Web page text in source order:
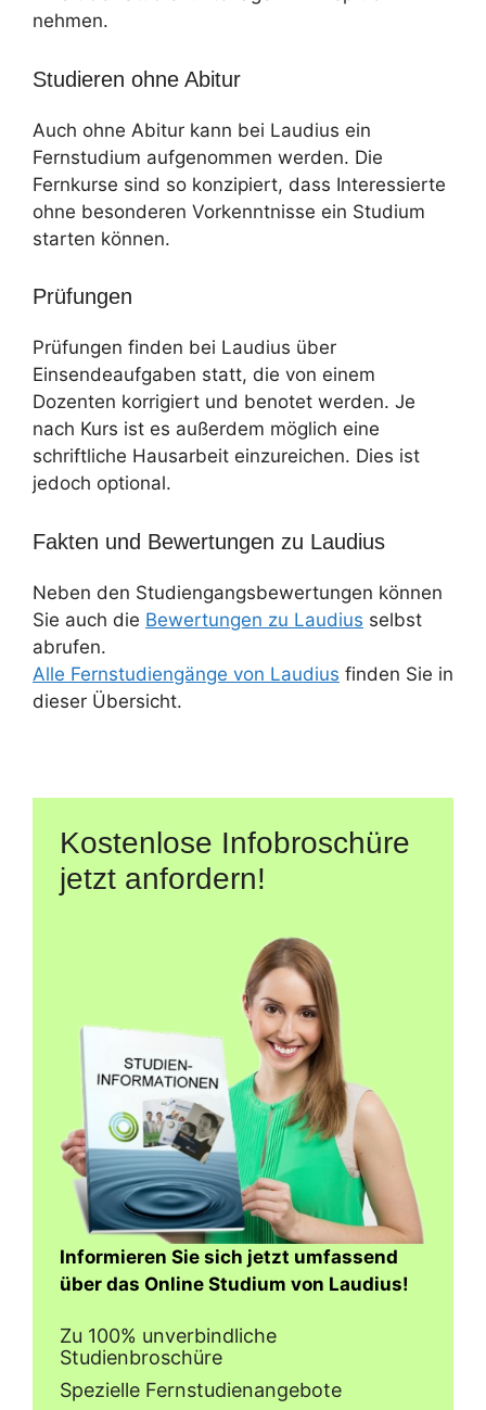
nehmen.
Studieren ohne Abitur
Auch ohne Abitur kann bei Laudius ein
Fernstudium aufgenommen werden. Die
Fernkurse sind so konzipiert, dass Interessierte
ohne besonderen Vorkenntnisse ein Studium
starten können.
Prüfungen
Prüfungen finden bei Laudius über
Einsendeaufgaben statt, die von einem
Dozenten korrigiert und benotet werden. Je
nach Kurs ist es außerdem möglich eine
schriftliche Hausarbeit einzureichen. Dies ist
jedoch optional.
Fakten und Bewertungen zu Laudius
Neben den Studiengangsbewertungen können
Sie auch die Bewertungen zu Laudius selbst
abrufen.
Alle Fernstudiengänge von Laudius finden Sie in
dieser Übersicht.
Kostenlose Infobroschüre
jetzt anfordern!
Informieren Sie sich jetzt umfassend
über das Online Studium von Laudius!
Zu 100% unverbindliche
Studienbroschüre
Spezielle Fernstudienangebote